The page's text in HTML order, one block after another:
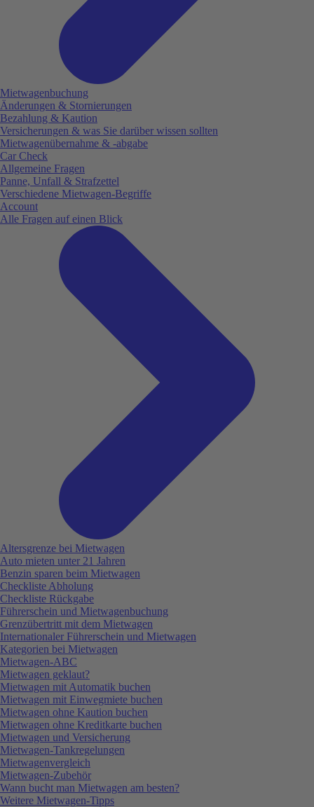
Mietwagenbuchung
Änderungen & Stornierungen
Bezahlung & Kaution
Versicherungen & was Sie darüber wissen sollten
Mietwagenübernahme & -abgabe
Car Check
Allgemeine Fragen
Panne, Unfall & Strafzettel
Verschiedene Mietwagen-Begriffe
Account
Alle Fragen auf einen Blick
Altersgrenze bei Mietwagen
Auto mieten unter 21 Jahren
Benzin sparen beim Mietwagen
Checkliste Abholung
Checkliste Rückgabe
Führerschein und Mietwagenbuchung
Grenzübertritt mit dem Mietwagen
Internationaler Führerschein und Mietwagen
Kategorien bei Mietwagen
Mietwagen-ABC
Mietwagen geklaut?
Mietwagen mit Automatik buchen
Mietwagen mit Einwegmiete buchen
Mietwagen ohne Kaution buchen
Mietwagen ohne Kreditkarte buchen
Mietwagen und Versicherung
Mietwagen-Tankregelungen
Mietwagenvergleich
Mietwagen-Zubehör
Wann bucht man Mietwagen am besten?
Weitere Mietwagen-Tipps